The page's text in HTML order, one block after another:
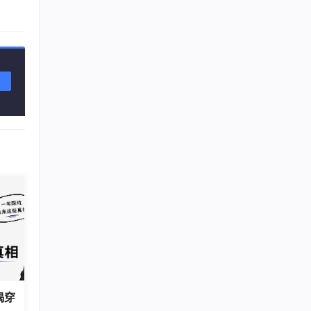
，
穿